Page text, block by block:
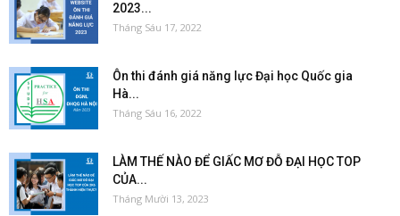
2023...
Tháng Sáu 17, 2022
Ôn thi đánh giá năng lực Đại học Quốc gia
Hà...
Tháng Sáu 16, 2022
LÀM THẾ NÀO ĐỂ GIẤC MƠ ĐỖ ĐẠI HỌC TOP
CỦA...
Tháng Mười 13, 2023